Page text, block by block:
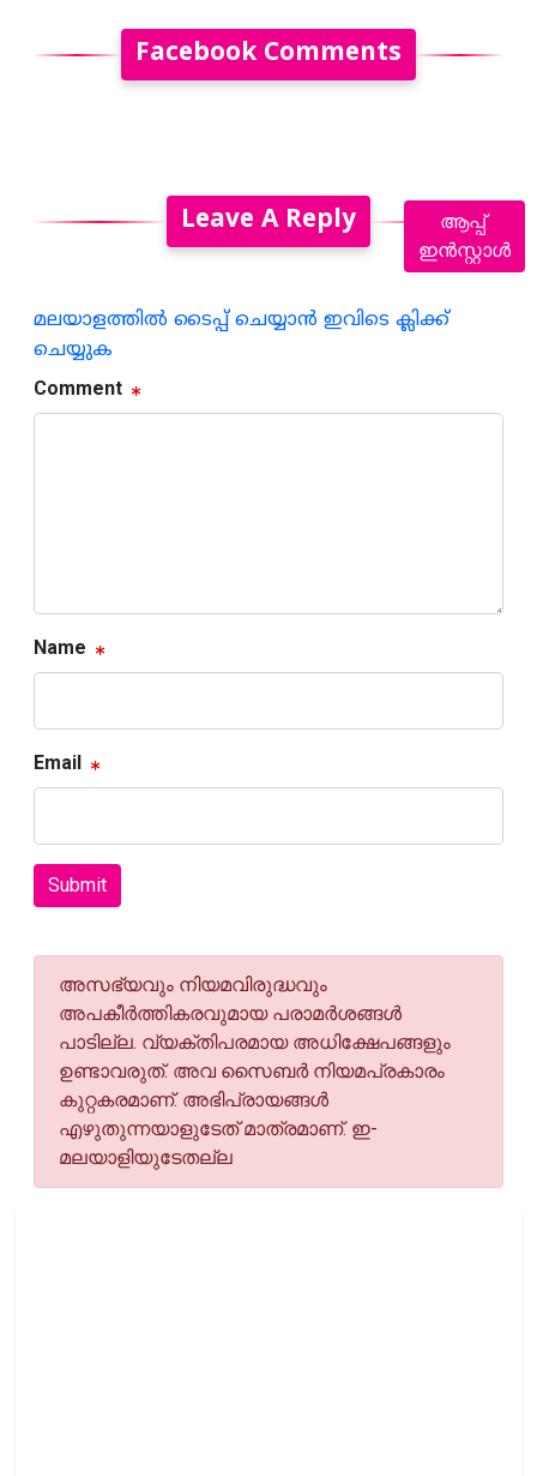
Facebook Comments
Leave A Reply
മലയാളത്തില്‍ ടൈപ്പ് ചെയ്യാന്‍ ഇവിടെ ക്ലിക്ക്
ചെയ്യുക
Comment
Name
Email
Submit
അസഭ്യവും നിയമവിരുദ്ധവും
അപകീര്‍ത്തികരവുമായ പരാമര്‍ശങ്ങള്‍
പാടില്ല. വ്യക്തിപരമായ അധിക്ഷേപങ്ങളും
ഉണ്ടാവരുത്. അവ സൈബര്‍ നിയമപ്രകാരം
കുറ്റകരമാണ്. അഭിപ്രായങ്ങള്‍
എഴുതുന്നയാളുടേത് മാത്രമാണ്. ഇ-
മലയാളിയുടേതല്ല
ആപ്പ്
ഇൻസ്റ്റാൾ